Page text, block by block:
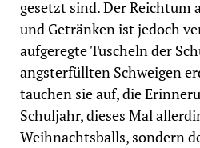
gesetzt sind. Der Reichtum
und Getränken ist jedoch
aufgeregte Tuscheln der
angsterfüllten Schweigen
tauchen sie auf, die
Schuljahr, dieses Mal
Weihnachtsballs, sondern